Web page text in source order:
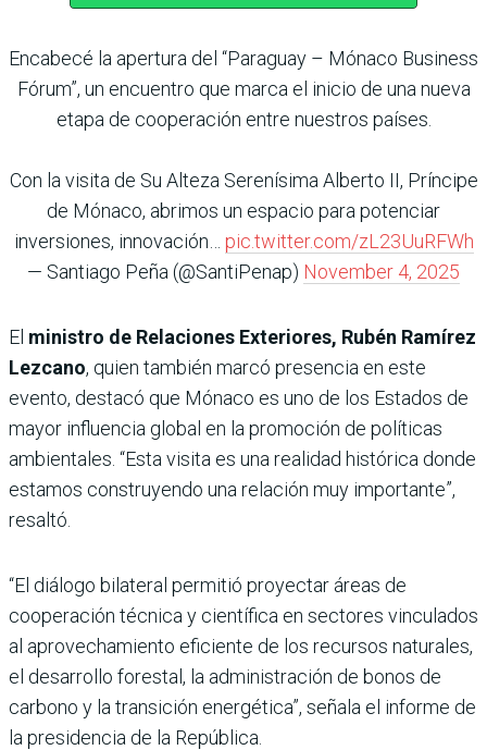
Encabecé la apertura del “Paraguay – Mónaco Business
Fórum”, un encuentro que marca el inicio de una nueva
etapa de cooperación entre nuestros países.
Con la visita de Su Alteza Serenísima Alberto II, Príncipe
de Mónaco, abrimos un espacio para potenciar
inversiones, innovación… pic.twitter.com/zL23UuRFWh
— Santiago Peña (@SantiPenap) November 4, 2025
El ministro de Relaciones Exteriores, Rubén Ramírez
Lezcano, quien también marcó presencia en este
evento, destacó que Mónaco es uno de los Estados de
mayor influencia global en la promoción de políticas
ambientales. “Esta visita es una realidad histórica donde
estamos construyendo una relación muy importante”,
resaltó.
“El diálogo bilateral permitió proyectar áreas de
cooperación técnica y científica en sectores vinculados
al aprovechamiento eficiente de los recursos naturales,
el desarrollo forestal, la administración de bonos de
carbono y la transición energética”, señala el informe de
la presidencia de la República.